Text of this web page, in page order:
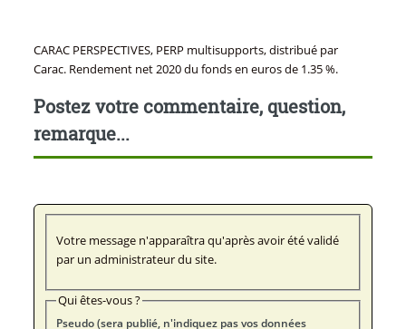
CARAC PERSPECTIVES, PERP multisupports, distribué par
Carac. Rendement net 2020 du fonds en euros de 1.35 %.
Postez votre commentaire, question,
remarque...
Votre message n'apparaîtra qu'après avoir été validé
par un administrateur du site.
Qui êtes-vous ?
Pseudo (sera publié, n'indiquez pas vos données